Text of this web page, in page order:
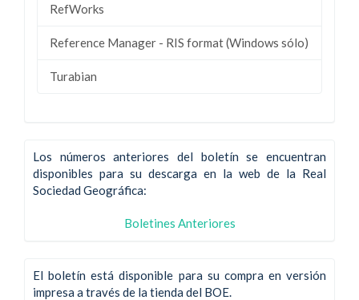
RefWorks
Reference Manager - RIS format (Windows sólo)
Turabian
Los números anteriores del boletín se encuentran
disponibles para su descarga en la web de la Real
Sociedad Geográfica:
Boletines Anteriores
El boletín está disponible para su compra en versión
impresa a través de la tienda del BOE.